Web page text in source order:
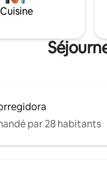
Cuisine
par 28 habitants